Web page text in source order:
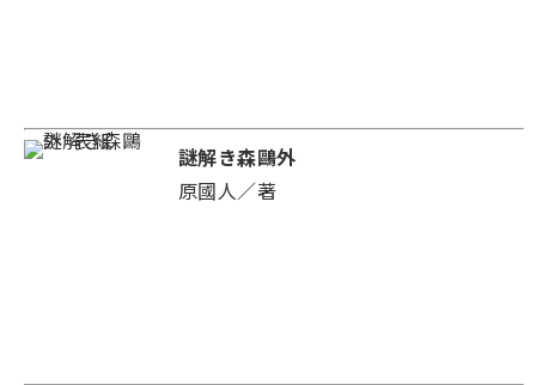
謎解き森鷗外
原國人／著